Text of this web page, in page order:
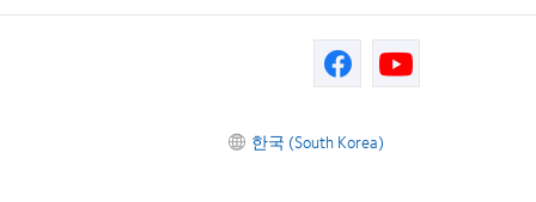
한국 (South Korea)